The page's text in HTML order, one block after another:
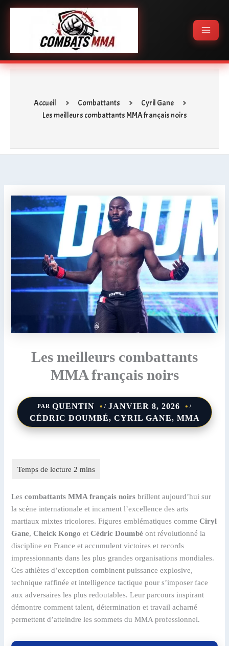
Aller
Menu
Accueil Combattants
Cyril Gane
Les meilleurs combattants MMA français noirs
Les meilleurs combattants
MMA français noirs
PAR QUENTIN / JANVIER 8, 2026 /
CÉDRIC DOUMBÉ, CYRIL GANE, MMA
Lescombattants MMA français noirs brillent aujourd’hui sur
la scène internationale et incarnent l’excellence des arts
martiaux mixtes tricolores. Figures emblématiques commeCiryl
Gane,Cheick Kongo etCédric Doumbé ont révolutionné la
discipline en France et accumulent victoires et records
impressionnants dans les plus grandes organisations mondiales.
Ces athlètes d’exception combinent puissance explosive,
technique raffinée et intelligence tactique pour s’imposer face
aux adversaires les plus redoutables. Leur parcours inspirant
démontre comment talent, détermination et travail acharné
permettent d’atteindre les sommets du MMA professionnel.